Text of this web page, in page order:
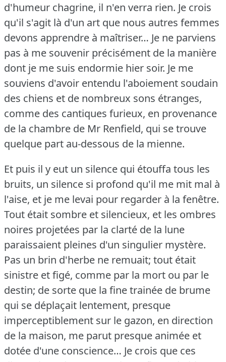
d'humeur chagrine, il n'en verra rien. Je crois
qu'il s'agit là d'un art que nous autres femmes
devons apprendre à maîtriser… Je ne parviens
pas à me souvenir précisément de la manière
dont je me suis endormie hier soir. Je me
souviens d'avoir entendu l'aboiement soudain
des chiens et de nombreux sons étranges,
comme des cantiques furieux, en provenance
de la chambre de Mr Renfield, qui se trouve
quelque part au-dessous de la mienne.
Et puis il y eut un silence qui étouffa tous les
bruits, un silence si profond qu'il me mit mal à
l'aise, et je me levai pour regarder à la fenêtre.
Tout était sombre et silencieux, et les ombres
noires projetées par la clarté de la lune
paraissaient pleines d'un singulier mystère.
Pas un brin d'herbe ne remuait; tout était
sinistre et figé, comme par la mort ou par le
destin; de sorte que la fine trainée de brume
qui se déplaçait lentement, presque
imperceptiblement sur le gazon, en direction
de la maison, me parut presque animée et
dotée d'une conscience… Je crois que ces